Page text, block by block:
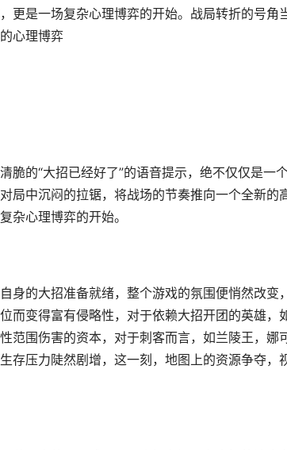
更是一场复杂心理博弈的开始。战局转折的号角
心理博弈
脆的“大招已经好了”的语音提示，绝不仅仅是一
局中沉闷的拉锯，将战场的节奏推向一个全新的
杂心理博弈的开始。
身的大招准备就绪，整个游戏的氛围便悄然改变
而变得富有侵略性，对于依赖大招开团的英雄，
范围伤害的资本，对于刺客而言，如兰陵王，娜
存压力陡然剧增，这一刻，地图上的资源争夺，